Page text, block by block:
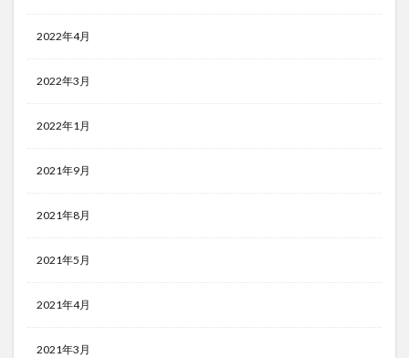
2022年4月
2022年3月
2022年1月
2021年9月
2021年8月
2021年5月
2021年4月
2021年3月